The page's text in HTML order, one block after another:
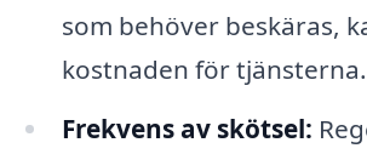
som behöver beskäras,
kostnaden för tjänsterna.
Frekvens av skötsel: